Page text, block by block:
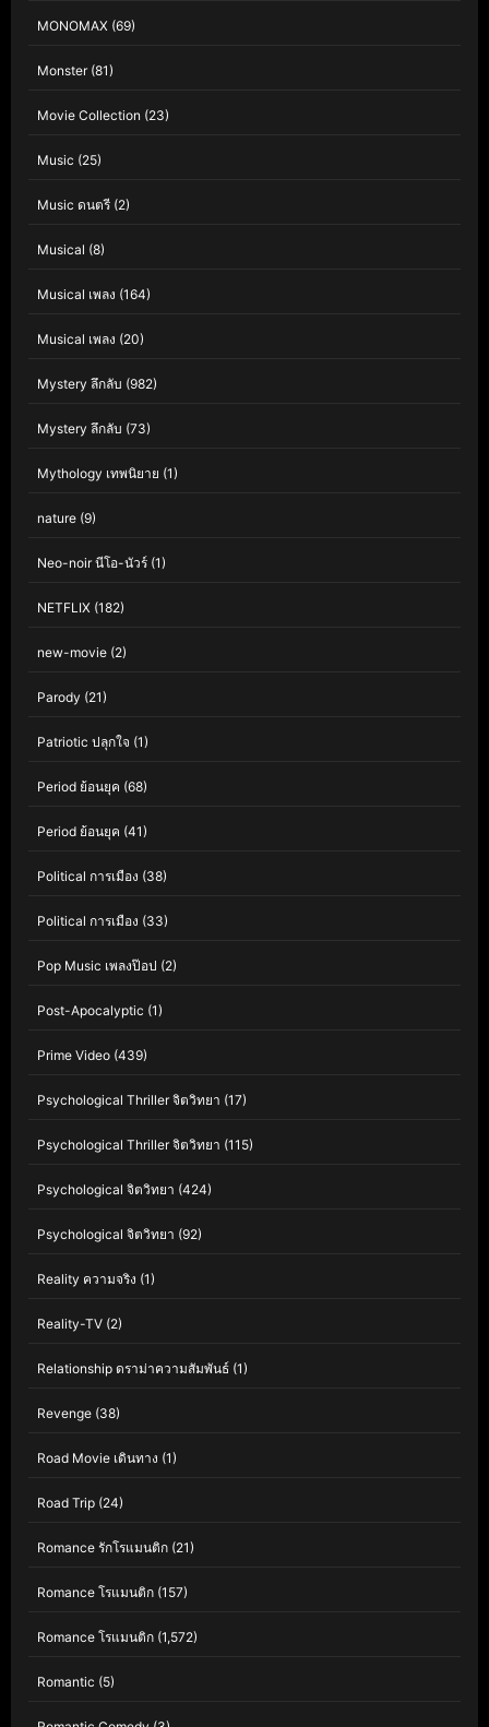
MONOMAX (69)
Monster(81)
Movie Collection (23)
Music (25)
Music ดนตรี (2)
Musical (8)
Musical เพลง (164)
Musical เพลง (20)
Mystery ลึกลับ (982)
Mystery ลึกลับ (73)
Mythology เทพนิยาย (1)
nature (9)
Neo-noir นีโอ-นัวร์ (1)
NETFLIX (182)
new-movie (2)
Parody (21)
Patriotic ปลุกใจ (1)
Period ย้อนยุค (68)
Period ย้อนยุค (41)
Political การเมือง (38)
Political การเมือง (33)
Pop Music เพลงป๊อป (2)
Post-Apocalyptic (1)
Prime Video (439)
Psychological Thriller จิตวิทยา (17)
Psychological Thriller จิตวิทยา (115)
Psychological จิตวิทยา (424)
Psychological จิตวิทยา (92)
Reality ความจริง (1)
Reality-TV (2)
Relationship ดราม่าความสัมพันธ์ (1)
Revenge (38)
Road Movie เดินทาง (1)
Road Trip (24)
Romance รักโรแมนติก (21)
Romance โรแมนติก (157)
Romance โรแมนติก (1,572)
Romantic (5)